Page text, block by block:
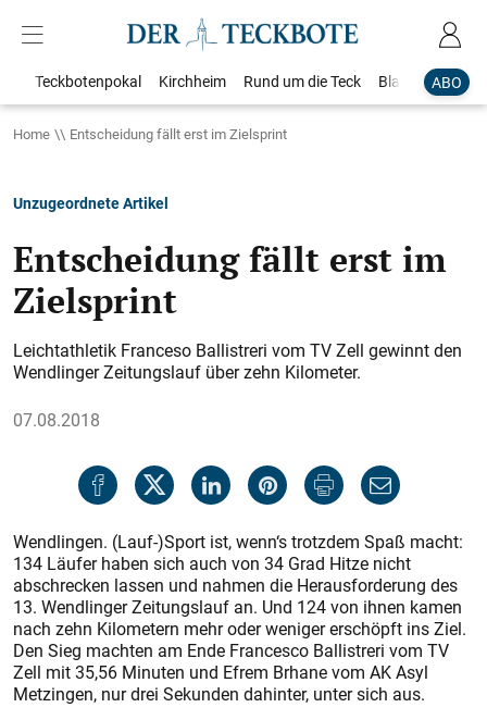
ABO
Teckbotenpokal Kirchheim Rund um die Teck Blaulicht
Home Entscheidung fällt erst im Zielsprint
Unzugeordnete Artikel
Entscheidung fällt erst im
Zielsprint
Leichtathletik Franceso Ballistreri vom TV Zell gewinnt den
Wendlinger Zeitungslauf über zehn Kilometer.
07.08.2018
Wendlingen. (Lauf-)Sport ist, wenn‘s trotzdem Spaß macht:
134 Läufer haben sich auch von 34 Grad Hitze nicht
abschrecken lassen und nahmen die Herausforderung des
13. Wendlinger Zeitungslauf an. Und 124 von ihnen kamen
nach zehn Kilometern mehr oder weniger erschöpft ins Ziel.
Den Sieg machten am Ende Francesco Ballistreri vom TV
Zell mit 35,56 Minuten und Efrem Brhane vom AK Asyl
Metzingen, nur drei Sekunden dahinter, unter sich aus.